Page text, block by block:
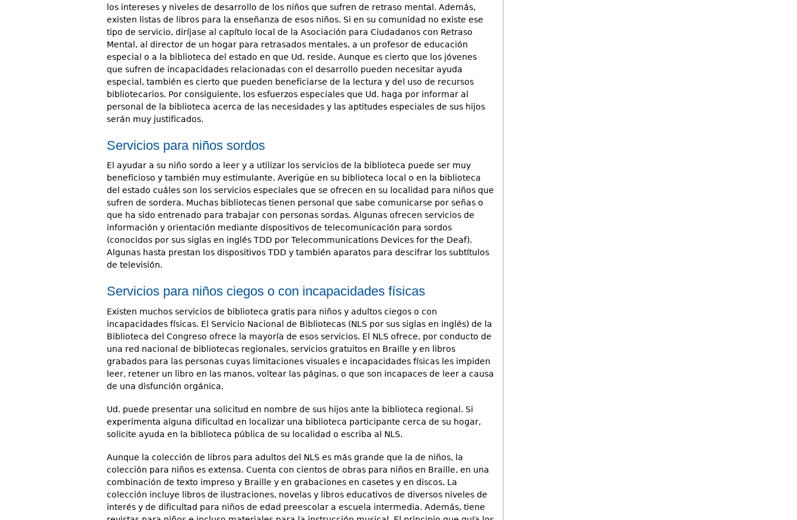
los intereses y niveles de desarrollo de los niños que sufren de retraso mental. Además,
existen listas de libros para la enseñanza de esos niños. Si en su comunidad no existe ese
tipo de servicio, diríjase al capítulo local de la Asociación para Ciudadanos con Retraso
Mental, al director de un hogar para retrasados mentales, a un profesor de educación
especial o a la biblioteca del estado en que Ud. reside. Aunque es cierto que los jóvenes
que sufren de incapacidades relacionadas con el desarrollo pueden necesitar ayuda
especial, también es cierto que pueden beneficiarse de la lectura y del uso de recursos
bibliotecarios. Por consiguiente, los esfuerzos especiales que Ud. haga por informar al
personal de la biblioteca acerca de las necesidades y las aptitudes especiales de sus hijos
serán muy justificados.
Servicios para niños sordos
El ayudar a su niño sordo a leer y a utilizar los servicios de la biblioteca puede ser muy
beneficioso y también muy estimulante. Averigüe en su biblioteca local o en la biblioteca
del estado cuáles son los servicios especiales que se ofrecen en su localidad para niños que
sufren de sordera. Muchas bibliotecas tienen personal que sabe comunicarse por señas o
que ha sido entrenado para trabajar con personas sordas. Algunas ofrecen servicios de
información y orientación mediante dispositivos de telecomunicación para sordos
(conocidos por sus siglas en inglés TDD por Telecommunications Devices for the Deaf).
Algunas hasta prestan los dispositivos TDD y también aparatos para descifrar los subtítulos
de televisión.
Servicios para niños ciegos o con incapacidades físicas
Existen muchos servicios de biblioteca gratis para niños y adultos ciegos o con
incapacidades físicas. El Servicio Nacional de Bibliotecas (NLS por sus siglas en inglés) de la
Biblioteca del Congreso ofrece la mayoría de esos servicios. El NLS ofrece, por conducto de
una red nacional de bibliotecas regionales, servicios gratuitos en Braille y en libros
grabados para las personas cuyas limitaciones visuales e incapacidades físicas les impiden
leer, retener un libro en las manos, voltear las páginas, o que son incapaces de leer a causa
de una disfunción orgánica.
Ud. puede presentar una solicitud en nombre de sus hijos ante la biblioteca regional. Si
experimenta alguna dificultad en localizar una biblioteca participante cerca de su hogar,
solicite ayuda en la biblioteca pública de su localidad o escriba al NLS.
Aunque la colección de libros para adultos del NLS es más grande que la de niños, la
colección para niños es extensa. Cuenta con cientos de obras para niños en Braille, en una
combinación de texto impreso y Braille y en grabaciones en casetes y en discos. La
colección incluye libros de ilustraciones, novelas y libros educativos de diversos niveles de
interés y de dificultad para niños de edad preescolar a escuela intermedia. Además, tiene